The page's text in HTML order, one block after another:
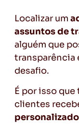
Localizar um
assuntos de
alguém que
transparência
desafio.
É por isso
clientes
personalizado